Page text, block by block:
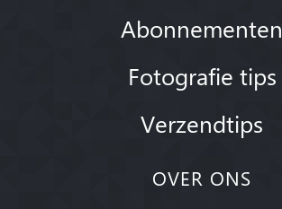
Abonnementen
Fotografie tips
Verzendtips
OVER ONS